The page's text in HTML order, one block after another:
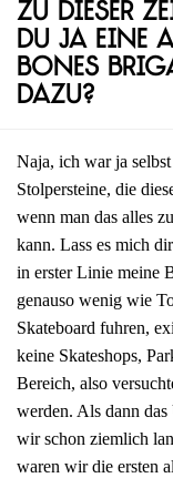
Zu dieser
du ja eine
Bones
dazu?
Naja, ich war ja
Stolpersteine, die
wenn man das alles
kann. Lass es mich
in erster Linie meine
genauso wenig wie
Skateboard fuhren,
keine Skateshops,
Bereich, also
werden. Als dann
wir schon ziemlich
waren wir die ersten